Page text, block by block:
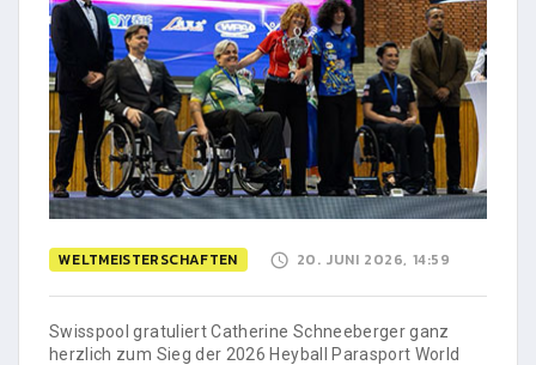
WELTMEISTERSCHAFTEN 20. JUNI 2026, 14:59
Swisspool gratuliert Catherine Schneeberger ganz
herzlich zum Sieg der 2026 Heyball Parasport World